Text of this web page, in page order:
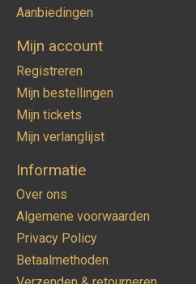
Aanbiedingen
Mijn account
Registreren
Mijn bestellingen
Mijn tickets
Mijn verlanglijst
Informatie
Over ons
Algemene voorwaarden
Privacy Policy
Betaalmethoden